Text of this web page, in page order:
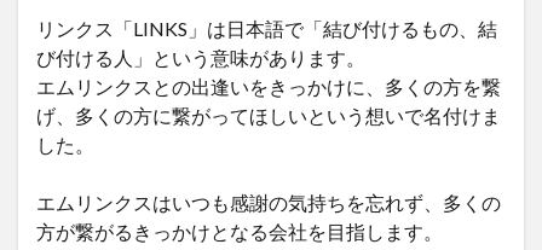
リンクス「LINKS」は日本語で「結び付けるもの、結
び付ける人」という意味があります。
エムリンクスとの出逢いをきっかけに、多くの方を繋
げ、多くの方に繋がってほしいという想いで名付けま
した。
エムリンクスはいつも感謝の気持ちを忘れず、多くの
方が繋がるきっかけとなる会社を目指します。